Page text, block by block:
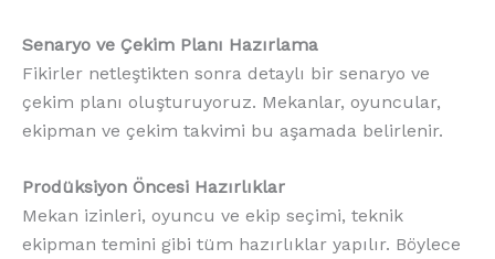
Senaryo ve Çekim Planı Hazırlama
Fikirler netleştikten sonra detaylı bir senaryo ve
çekim planı oluşturuyoruz. Mekanlar, oyuncular,
ekipman ve çekim takvimi bu aşamada belirlenir.
Prodüksiyon Öncesi Hazırlıklar
Mekan izinleri, oyuncu ve ekip seçimi, teknik
ekipman temini gibi tüm hazırlıklar yapılır. Böylece